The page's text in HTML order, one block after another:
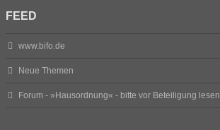
FEED
www.bifo.de
Neue Themen
Forum - »Hausordnung« - bitte vor Beteiligung lesen